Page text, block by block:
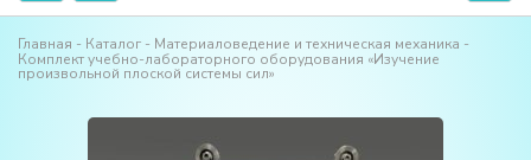
Главная Каталог
Материаловедение и техническая механика
Комплект учебно-лабораторного оборудования «Изучение
произвольной плоской системы сил»